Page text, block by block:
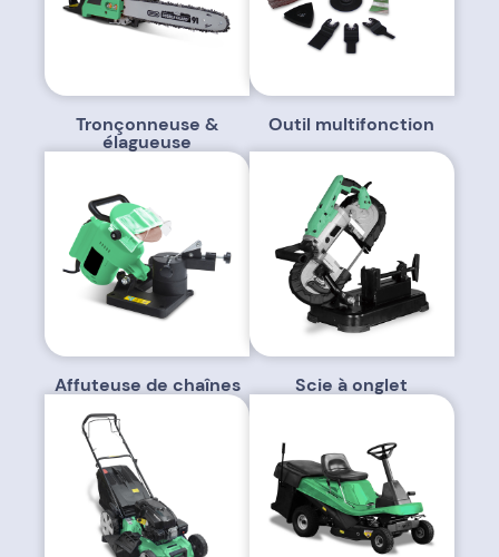
Tronçonneuse &
élagueuse
Outil multifonction
Affuteuse de chaînes Scie à onglet